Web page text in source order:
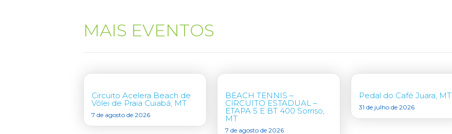
MAIS EVENTOS
Circuito Acelera Beach de
Vôlei de Praia Cuiabá, MT
7 de agosto de 2026
BEACH TENNIS –
CIRCUITO ESTADUAL –
ETAPA 5 E BT 400 Sorriso,
MT
7 de agosto de 2026
Pedal do Café Juara, MT
31 de julho de 2026